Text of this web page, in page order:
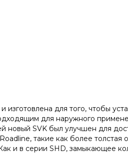
для того, чтобы
для наружного
SVK был улучшен для
такие как более
и в серии SHD, замыкающее